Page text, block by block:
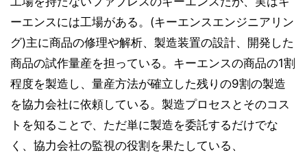
ーエンスには工場がある。(キーエンスエンジニアリン
グ)主に商品の修理や解析、製造装置の設計、開発した
商品の試作量産を担っている。キーエンスの商品の1割
程度を製造し、量産方法が確立した残りの9割の製造
を協力会社に依頼している。製造プロセスとそのコス
トを知ることで、ただ単に製造を委託するだけでな
く、協力会社の監視の役割を果たしている、